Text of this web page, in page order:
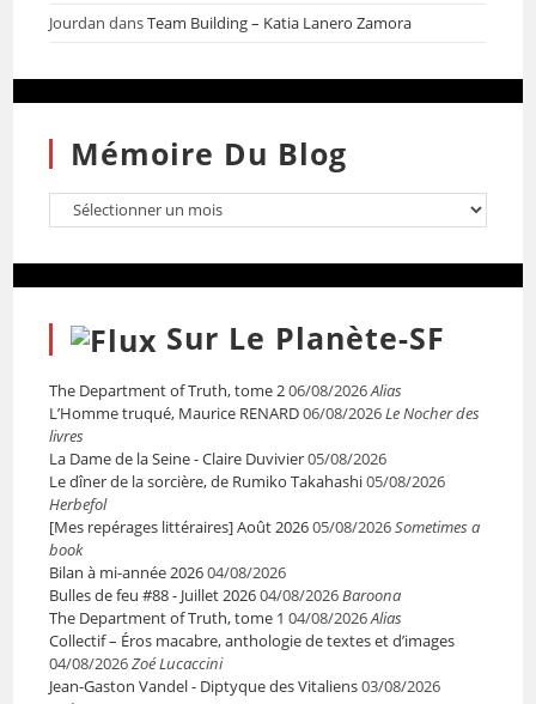
Jourdan dansTeam Building – Katia Lanero Zamora
Mémoire Du Blog
Sur Le Planète-SF
The Department of Truth, tome 206/08/2026Alias
L’Homme truqué, Maurice RENARD06/08/2026Le Nocher des
livres
La Dame de la Seine - Claire Duvivier05/08/2026
Le dîner de la sorcière, de Rumiko Takahashi05/08/2026
Herbefol
[Mes repérages littéraires] Août 202605/08/2026Sometimes a
book
Bilan à mi-année 202604/08/2026
Bulles de feu #88 - Juillet 202604/08/2026Baroona
The Department of Truth, tome 1 04/08/2026Alias
Collectif – Éros macabre, anthologie de textes et d’images
04/08/2026Zoé Lucaccini
Jean-Gaston Vandel - Diptyque des Vitaliens03/08/2026